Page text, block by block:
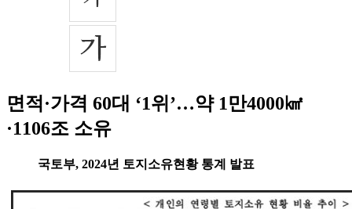
면적·가격 60대 ‘1위’…약 1만4000㎢
·1106조 소유
국토부, 2024년 토지소유현황 통계 발표